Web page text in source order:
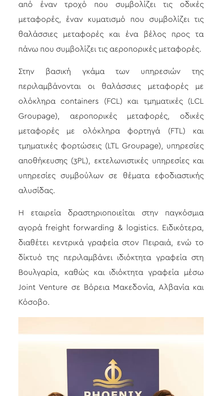
από έναν τροχό που συμβολίζει τις οδικές
μεταφορές, έναν κυματισμό που συμβολίζει τις
θαλάσσιες μεταφορές και ένα βέλος προς τα
πάνω που συμβολίζει τις αεροπορικές μεταφορές.
Στην βασική γκάμα των υπηρεσιών της
περιλαμβάνονται οι θαλάσσιες μεταφορές με
ολόκληρα containers (FCL) και τμηματικές (LCL
Groupage), αεροπορικές μεταφορές, οδικές
μεταφορές με ολόκληρα φορτηγά (FTL) και
τμηματικές φορτώσεις (LTL Groupage), υπηρεσίες
αποθήκευσης (3PL), εκτελωνιστικές υπηρεσίες και
υπηρεσίες συμβούλων σε θέματα εφοδιαστικής
αλυσίδας.
Η εταιρεία δραστηριοποιείται στην παγκόσμια
αγορά freight forwarding & logistics. Ειδικότερα,
διαθέτει κεντρικά γραφεία στον Πειραιά, ενώ το
δίκτυό της περιλαμβάνει ιδιόκτητα γραφεία στη
Βουλγαρία, καθώς και ιδιόκτητα γραφεία μέσω
Joint Venture σε Βόρεια Μακεδονία, Αλβανία και
Κόσοβο.